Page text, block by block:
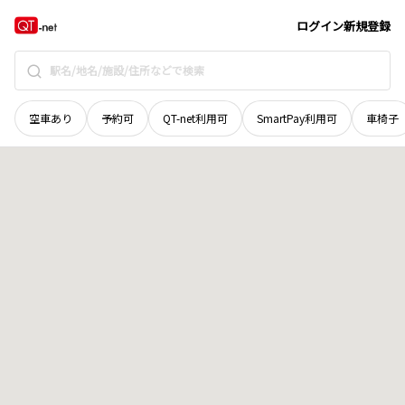
ログイン新規登録
空車あり 予約可 QT-net利用可 SmartPay利用可 車椅子
山口県